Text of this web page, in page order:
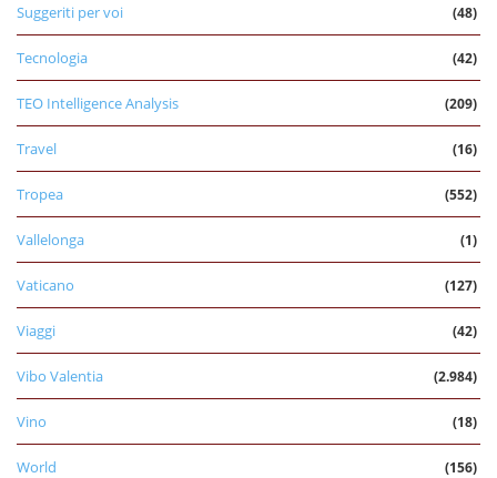
Suggeriti per voi (48)
Tecnologia (42)
TEO Intelligence Analysis (209)
Travel (16)
Tropea (552)
Vallelonga (1)
Vaticano (127)
Viaggi (42)
Vibo Valentia (2.984)
Vino (18)
World (156)